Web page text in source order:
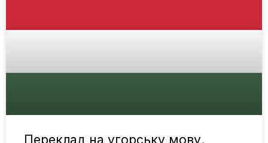
Переклад на угорську мову.